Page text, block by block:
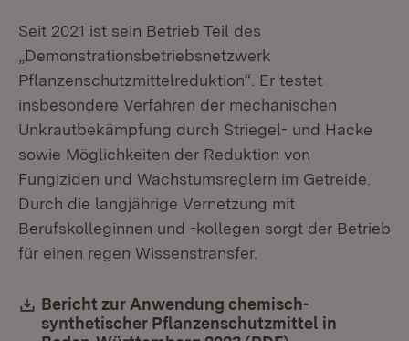
Seit 2021 ist sein Betrieb Teil des
„Demonstrationsbetriebsnetzwerk
Pflanzenschutzmittelreduktion“. Er testet
insbesondere Verfahren der mechanischen
Unkrautbekämpfung durch Striegel- und Hacke
sowie Möglichkeiten der Reduktion von
Fungiziden und Wachstumsreglern im Getreide.
Durch die langjährige Vernetzung mit
Berufskolleginnen und -kollegen sorgt der Betrieb
für einen regen Wissenstransfer.
Download:
Bericht zur Anwendung chemisch-
synthetischer Pflanzenschutzmittel in